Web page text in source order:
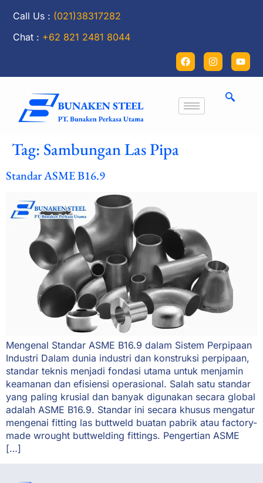
Call Us : (021)38317282
Chat : +62 821 2481 8044
Tag: Sambungan Las Pipa
Standar ASME B16.9
Mengenal Standar ASME B16.9 dalam Sistem Perpipaan
Industri Dalam dunia industri dan konstruksi perpipaan,
standar teknis menjadi fondasi utama untuk menjamin
keamanan dan efisiensi operasional. Salah satu standar
yang paling krusial dan banyak digunakan secara global
adalah ASME B16.9. Standar ini secara khusus mengatur
mengenai fitting las buttweld buatan pabrik atau factory-
made wrought buttwelding fittings. Pengertian ASME
[…]